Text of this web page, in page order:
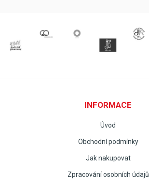
INFORMACE
Úvod
Obchodní podmínky
Jak nakupovat
Zpracování osobních údajů